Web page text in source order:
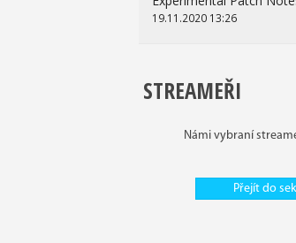
19.11.2020 13:26
STREAMEŘI
Námi vybraní
Přejít do